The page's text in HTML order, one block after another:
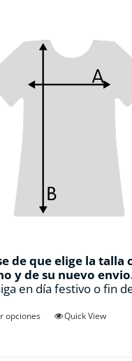
de que elige la
y de su nuevo
en día festivo o fin
opciones
EsteQuick View